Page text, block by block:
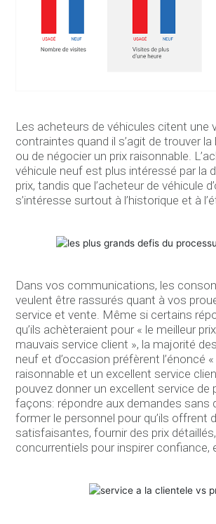
Les acheteurs de véhicules citent une
contraintes quand il s’agit de trouver
ou de négocier un prix raisonnable.
véhicule neuf est plus intéressé par la
prix, tandis que l’acheteur de véhicule
s’intéresse surtout à l’historique et à
Dans vos communications, les
veulent être rassurés quant à vos
service et vente. Même si certains
qu’ils achèteraient pour « le meilleur
mauvais service client », la majorité
neuf et d’occasion préfèrent l’énoncé
raisonnable et un excellent service
pouvez donner un excellent service de
façons: répondre aux demandes sans
former le personnel pour qu’ils offrent
satisfaisantes, fournir des prix
concurrentiels pour inspirer confiance,